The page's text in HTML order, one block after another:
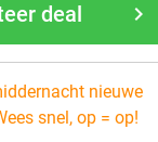
navigate_next
deal
nieuwe
snel, op = op!